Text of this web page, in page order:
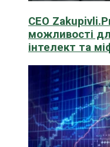
CEO
можливості
інтелект та